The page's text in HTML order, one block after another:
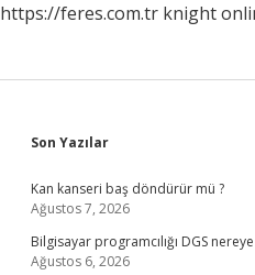
https://feres.com.tr knight
Sidebar
Son Yazılar
Kan kanseri baş döndürür mü ?
Ağustos 7, 2026
Bilgisayar programcılığı DGS
Ağustos 6, 2026